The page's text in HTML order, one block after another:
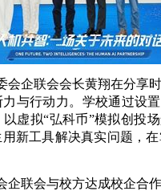
会企联会会长黄翔在分享
与行动力。学校通过设
虚拟“弘科币”模拟创投
新工具解决真实问题，
企联会与校方达成校企合